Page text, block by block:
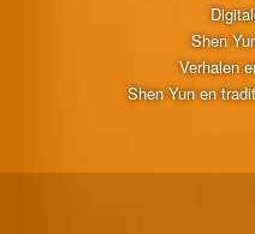
Shen
Verhalen
Shen Yun en